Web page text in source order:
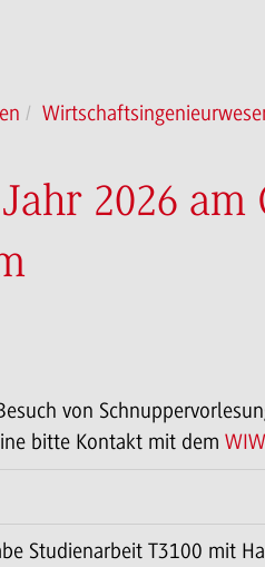
2026 am
von
bitte Kontakt mit dem
Studienarbeit T3100 mit